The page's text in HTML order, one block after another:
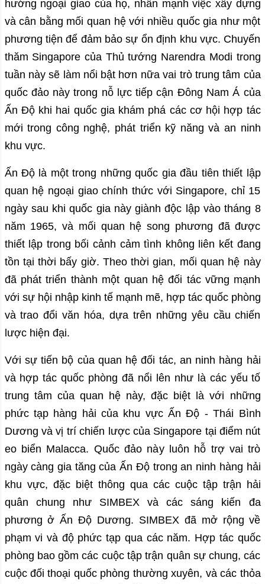
hướng ngoại giao của họ, nhấn mạnh việc xây dựng
và cân bằng mối quan hệ với nhiều quốc gia như một
phương tiện để đảm bảo sự ổn định khu vực. Chuyến
thăm Singapore của Thủ tướng Narendra Modi trong
tuần này sẽ làm nổi bật hơn nữa vai trò trung tâm của
quốc đảo này trong nỗ lực tiếp cận Đông Nam Á của
Ấn Độ khi hai quốc gia khám phá các cơ hội hợp tác
mới trong công nghệ, phát triển kỹ năng và an ninh
khu vực.
Ấn Độ là một trong những quốc gia đầu tiên thiết lập
quan hệ ngoại giao chính thức với Singapore, chỉ 15
ngày sau khi quốc gia này giành độc lập vào tháng 8
năm 1965, và mối quan hệ song phương đã được
thiết lập trong bối cảnh cảm tình không liên kết đang
tồn tại thời bấy giờ. Theo thời gian, mối quan hệ này
đã phát triển thành một quan hệ đối tác vững mạnh
với sự hội nhập kinh tế mạnh mẽ, hợp tác quốc phòng
và trao đổi văn hóa, dựa trên những yêu cầu chiến
lược hiện đại.
Với sự tiến bộ của quan hệ đối tác, an ninh hàng hải
và hợp tác quốc phòng đã nổi lên như là các yếu tố
trung tâm của quan hệ này, đặc biệt là với những
phức tạp hàng hải của khu vực Ấn Độ - Thái Bình
Dương và vị trí chiến lược của Singapore tại điểm nút
eo biển Malacca. Quốc đảo này luôn hỗ trợ vai trò
ngày càng gia tăng của Ấn Độ trong an ninh hàng hải
khu vực, đặc biệt thông qua các cuộc tập trận hải
quân chung như SIMBEX và các sáng kiến đa
phương ở Ấn Độ Dương. SIMBEX đã mở rộng về
phạm vi và độ phức tạp qua các năm. Hợp tác quốc
phòng bao gồm các cuộc tập trận quân sự chung, các
cuộc đối thoại quốc phòng thường xuyên, và các thỏa